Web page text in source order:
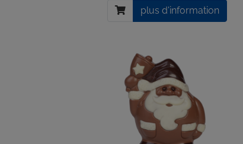
plus d'information